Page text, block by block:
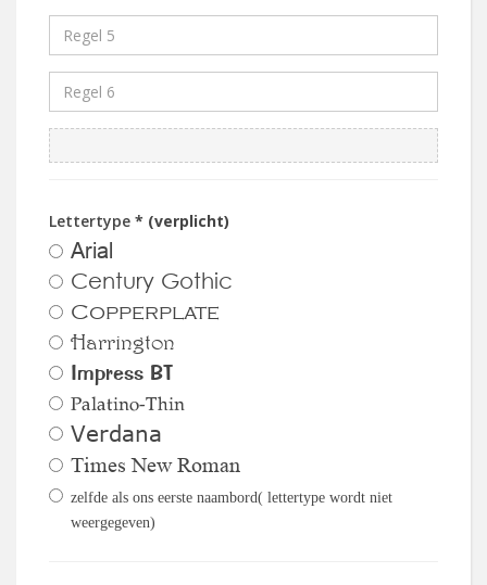
Lettertype * (verplicht)
Arial
Century Gothic
Copperplate
Harrington
Impress BT
Palatino-Thin
Verdana
Times New Roman
zelfde als ons eerste naambord( lettertype wordt niet
weergegeven)